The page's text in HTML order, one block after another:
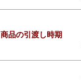
商品の引渡し時期